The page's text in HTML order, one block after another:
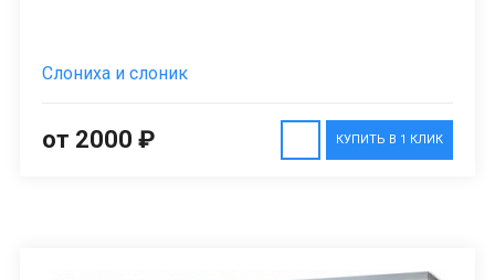
Слониха и слоник
КУПИТЬ В 1 КЛИК
от 2000 ₽